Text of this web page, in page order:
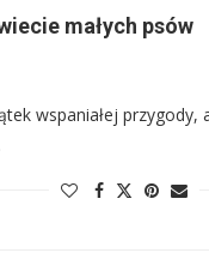
małych psów
wspaniałej przygody,